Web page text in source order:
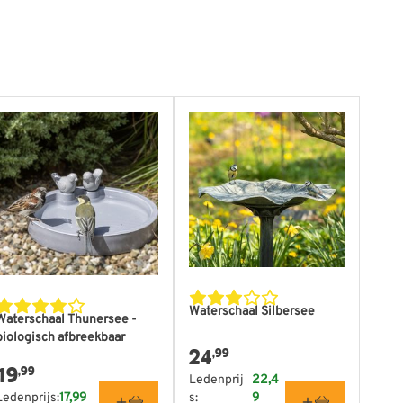
Thunersee -
afbreekbaar
,99
17,99
Waterschaal Silbersee
24,99
Ledenprij
s:
22,4
9